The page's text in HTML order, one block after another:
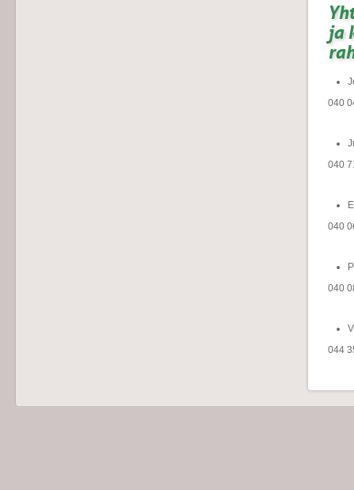
ja
040
040
040
040
044